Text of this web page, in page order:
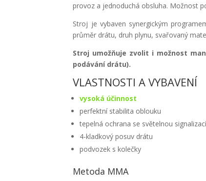
provoz a jednoduchá obsluha. Možnost
Stroj je vybaven synergickým
průměr drátu, druh plynu, svařovaný
Stroj umožňuje zvolit i možnost
podávání drátu).
VLASTNOSTI A VYBAVENÍ
vysoká účinnost
perfektní stabilita oblouku
tepelná ochrana se světelnou
4-kladkový posuv drátu
podvozek s kolečky
Metoda MMA